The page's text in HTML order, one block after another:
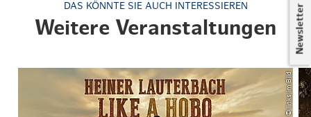
Newsletter
DAS KÖNNTE SIE AUCH INTERESSIEREN
Weitere Veranstaltungen
© links im Bild